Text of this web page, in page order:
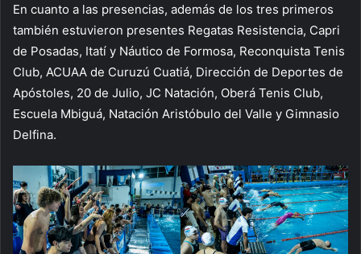
En cuanto a las presencias, además de los tres primeros
también estuvieron presentes Regatas Resistencia, Capri
de Posadas, Itatí y Náutico de Formosa, Reconquista Tenis
Club, ACUAA de Curuzú Cuatiá, Dirección de Deportes de
Apóstoles, 20 de Julio, JC Natación, Oberá Tenis Club,
Escuela Mbiguá, Natación Aristóbulo del Valle y Gimnasio
Delfina.